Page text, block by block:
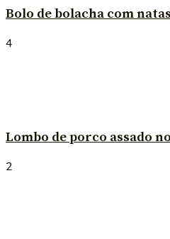
Bolo de bolacha com natas
4
Lombo de porco assado
2